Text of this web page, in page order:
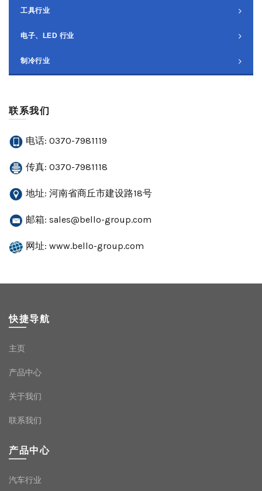
工具行业
电子、LED 行业
制冷行业
联系我们
电话: 0370-7981119
传真: 0370-7981118
地址: 河南省商丘市建设路18号
邮箱: sales@bello-group.com
网址: www.bello-group.com
快捷导航
主页
产品中心
关于我们
联系我们
产品中心
汽车行业